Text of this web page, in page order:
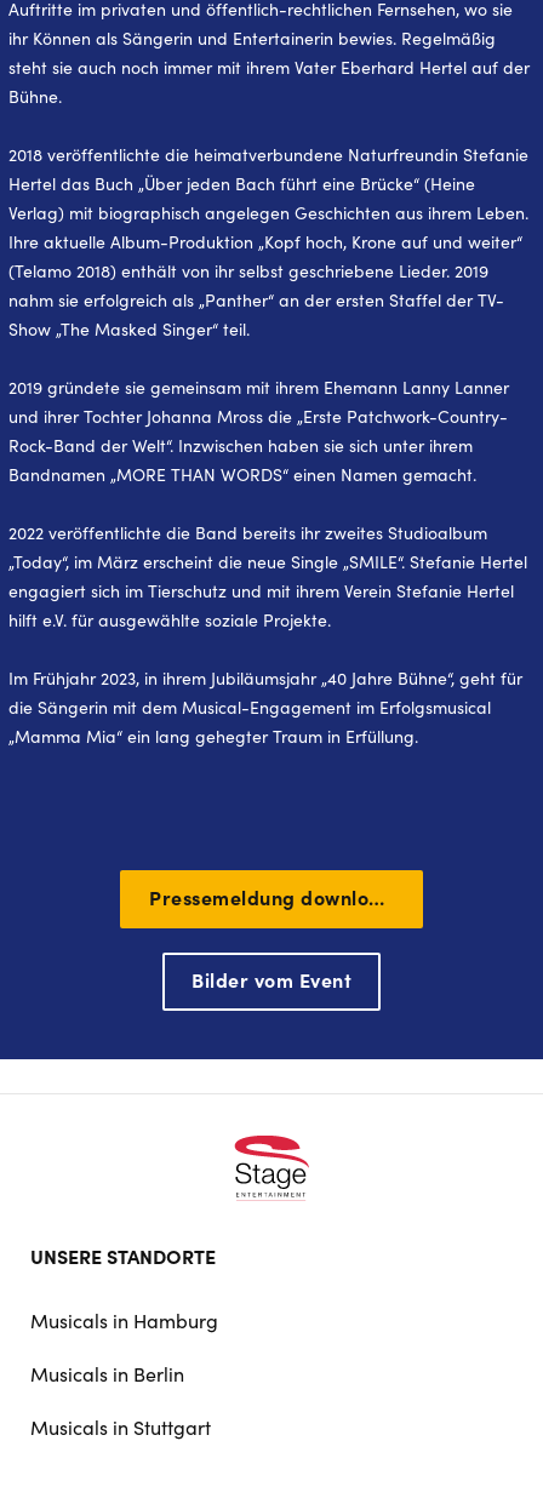
Auftritte im privaten und öffentlich-rechtlichen Fernsehen, wo sie
ihr Können als Sängerin und Entertainerin bewies. Regelmäßig
steht sie auch noch immer mit ihrem Vater Eberhard Hertel auf der
Bühne.
2018 veröffentlichte die heimatverbundene Naturfreundin Stefanie
Hertel das Buch „Über jeden Bach führt eine Brücke“ (Heine
Verlag) mit biographisch angelegen Geschichten aus ihrem Leben.
Ihre aktuelle Album-Produktion „Kopf hoch, Krone auf und weiter“
(Telamo 2018) enthält von ihr selbst geschriebene Lieder. 2019
nahm sie erfolgreich als „Panther“ an der ersten Staffel der TV-
Show „The Masked Singer“ teil.
2019 gründete sie gemeinsam mit ihrem Ehemann Lanny Lanner
und ihrer Tochter Johanna Mross die „Erste Patchwork-Country-
Rock-Band der Welt“. Inzwischen haben sie sich unter ihrem
Bandnamen „MORE THAN WORDS“ einen Namen gemacht.
2022 veröffentlichte die Band bereits ihr zweites Studioalbum
„Today“, im März erscheint die neue Single „SMILE“. Stefanie Hertel
engagiert sich im Tierschutz und mit ihrem Verein Stefanie Hertel
hilft e.V. für ausgewählte soziale Projekte.
Im Frühjahr 2023, in ihrem Jubiläumsjahr „40 Jahre Bühne“, geht für
die Sängerin mit dem Musical-Engagement im Erfolgsmusical
„Mamma Mia“ ein lang gehegter Traum in Erfüllung.
Pressemeldung downloaden
Bilder vom Event
doormat
UNSERE STANDORTE
Musicals in Hamburg
Musicals in Berlin
Musicals in Stuttgart